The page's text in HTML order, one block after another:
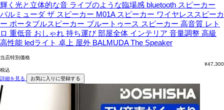
輝く光と立体的な音 ライブのような臨場感 bluetooth スピーカー
バルミューダ ザ スピーカー M01A スピーカー ワイヤレススピーカ
ー ポータブルスピーカー ブルートゥース スピーカー 高音質 レト
ロ 重低音 おしゃれ 持ち運び 部屋全体 インテリア 音量調整 高級
高性能 ledライト 卓上 屋外 BALMUDA The Speaker
当店特別価格
¥47,300
税込
詳細を見る
お気に入りに登録する